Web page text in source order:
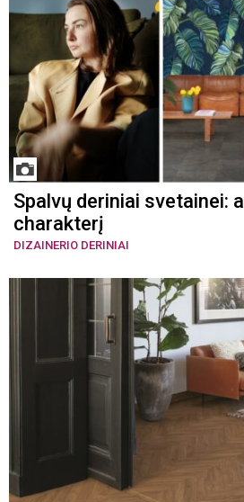
Spalvų deriniai svetainei:
charakterį
DIZAINERIO DERINIAI